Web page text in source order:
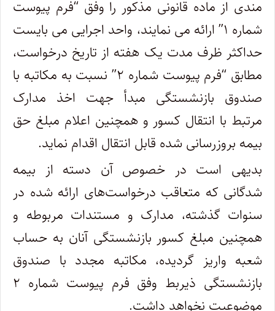
مندی از ماده قانونی مذکور را وفق “فرم پیوست
شماره ۱” ارائه می نمایند، واحد اجرایی می بایست
حداکثر ظرف مدت یک هفته از تاریخ درخواست،
مطابق “فرم پیوست شماره ۲” نسبت به مکاتبه با
صندوق بازنشستگی مبدأ جهت اخذ مدارک
مرتبط با انتقال کسور و همچنین اعلام مبلغ حق
بیمه بروزرسانی شده قابل انتقال اقدام نماید.
بدیهی است در خصوص آن دسته از بیمه
شدگانی که متعاقب درخواست‌های ارائه شده در
سنوات گذشته، مدارک و مستندات مربوطه و
همچنین مبلغ کسور بازنشستگی آنان به حساب
شعبه واریز گردیده، مکاتبه مجدد با صندوق
بازنشستگی ذیربط وفق فرم پیوست شماره ۲
موضوعیت نخواهد داشت.